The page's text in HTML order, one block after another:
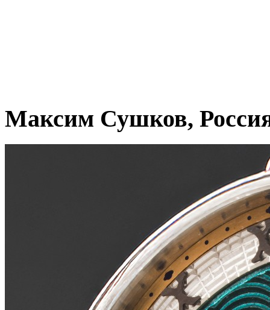
Максим Сушков,